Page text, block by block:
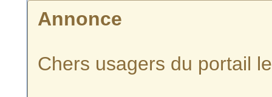
Annonce
Chers usagers du portail